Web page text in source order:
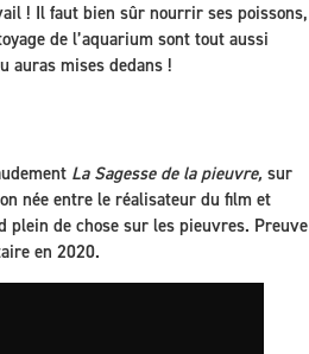
! Il faut bien sûr nourrir ses poissons,
de l’aquarium sont tout aussi
auras mises dedans !
La Sagesse de la pieuvre, sur
née entre le réalisateur du film et
plein de chose sur les pieuvres. Preuve
en 2020.